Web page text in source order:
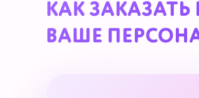
КАК
ВАШЕ